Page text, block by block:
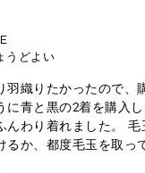
うどよい
羽織りたかったので、
に青と黒の2着を購入
んわり着れました。
るか、都度毛玉を取っ